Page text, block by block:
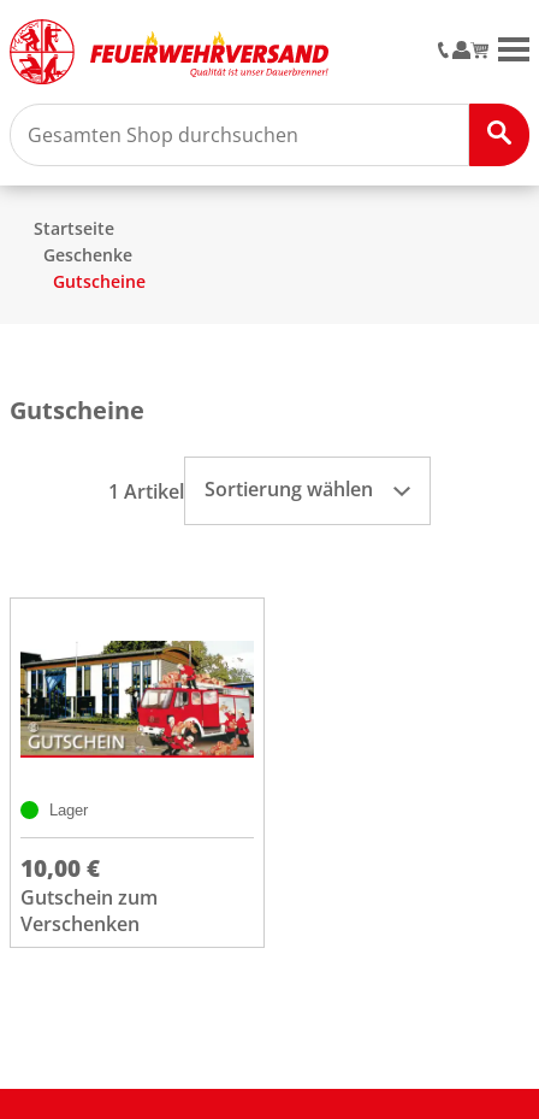
Startseite
Geschenke
Gutscheine
Gutscheine
1 Artikel Sortierung wählen
Lager
10,00 €
Gutschein zum
Verschenken